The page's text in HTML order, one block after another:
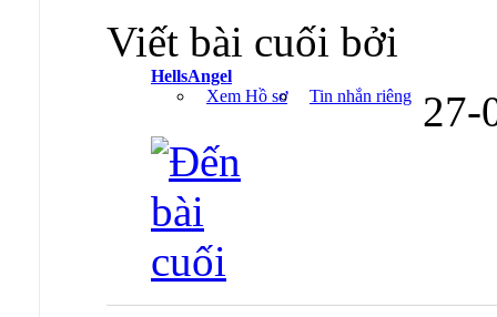
Viết bài cuối bởi
HellsAngel
Xem Hồ sơ
Tin nhắn riêng 27-